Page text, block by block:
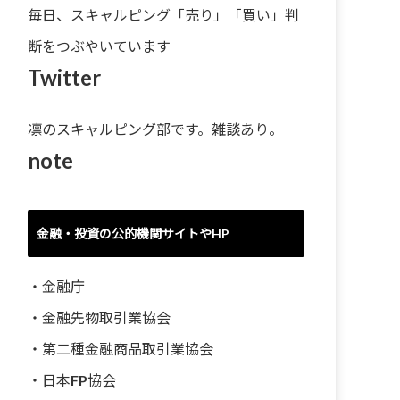
毎日、スキャルピング「売り」「買い」判
断をつぶやいています
Twitter
凛のスキャルピング部です。雑談あり。
note
金融・投資の公的機関サイトやHP
・ 金融庁
・ 金融先物取引業協会
・ 第二種金融商品取引業協会
・ 日本FP協会